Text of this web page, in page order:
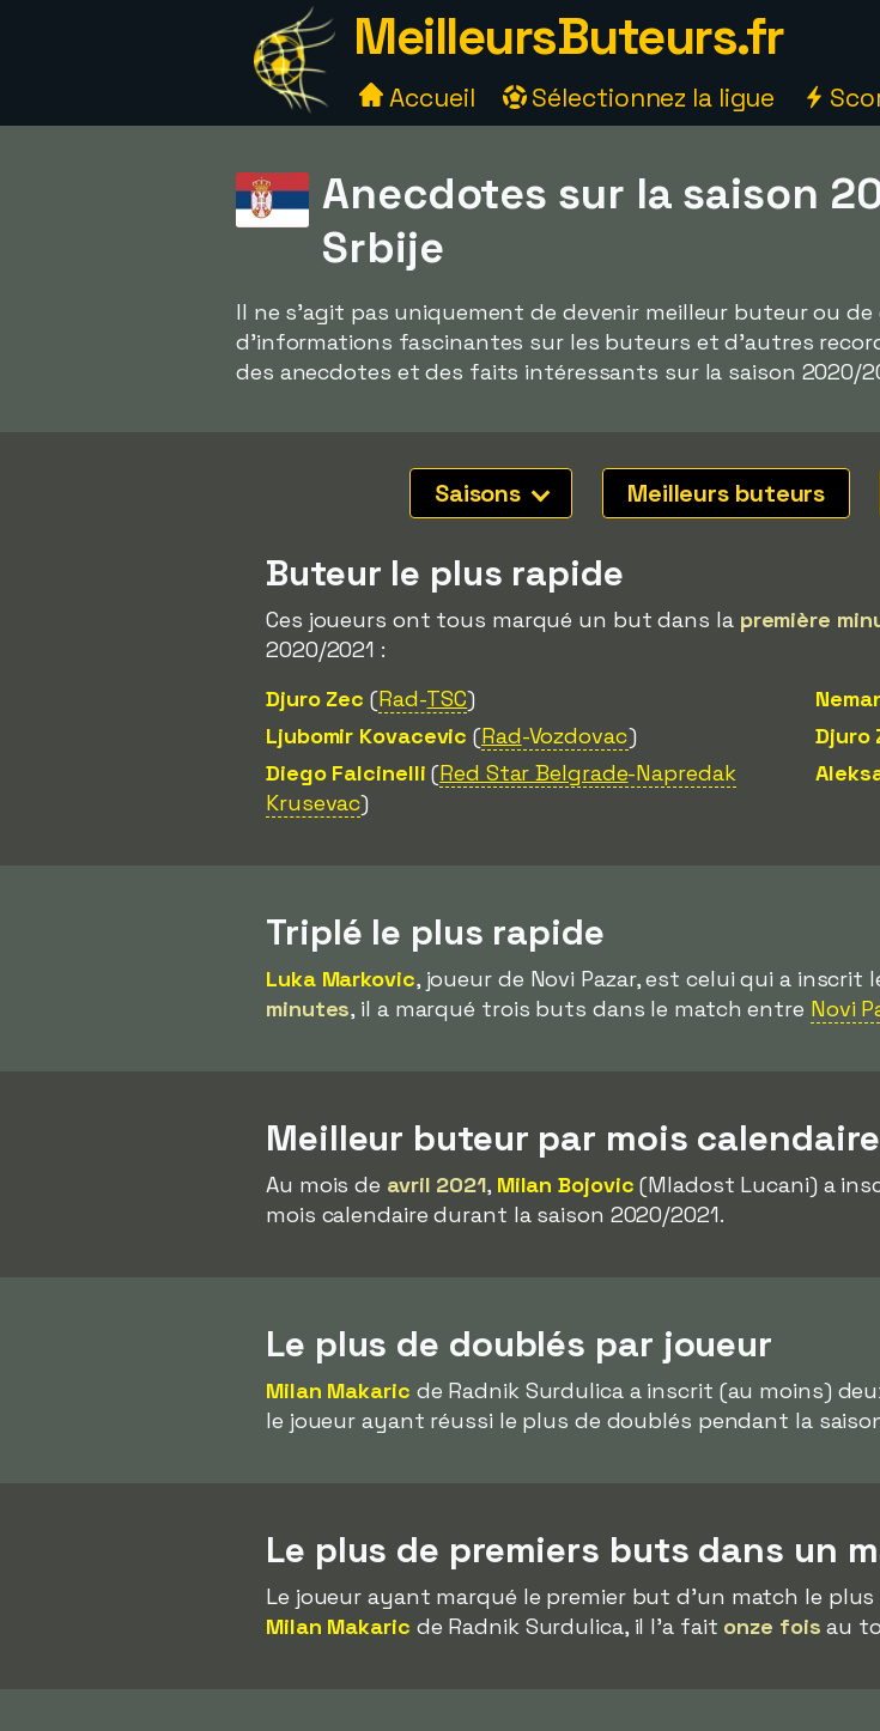
MeilleursButeurs.fr
Accueil Sélectionnez la ligue
Anecdotes sur la saison
Srbije
Il ne s'agit pas uniquement de devenir meilleur buteur ou
d'informations fascinantes sur les buteurs et d'autres
des anecdotes et des faits intéressants sur la saison 2020/
Saisons Meilleurs buteurs
Buteur le plus rapide
Ces joueurs ont tous marqué un but dans la première
2020/2021 :
Djuro Zec (Rad-TSC)
Ljubomir Kovacevic (Rad-Vozdovac)
Diego Falcinelli (Red Star Belgrade-Napredak
Krusevac)
Djuro
Triplé le plus rapide
Luka Markovic, joueur de Novi Pazar, est celui qui a inscrit
minutes, il a marqué trois buts dans le match entre Novi
Meilleur buteur par mois calendaire
Au mois de avril 2021, Milan Bojovic (Mladost Lucani) a
mois calendaire durant la saison 2020/2021.
Le plus de doublés par joueur
Milan Makaric de Radnik Surdulica a inscrit (au moins)
le joueur ayant réussi le plus de doublés pendant la
Le plus de premiers buts dans un
Le joueur ayant marqué le premier but d'un match le
Milan Makaric de Radnik Surdulica, il l'a fait onze fois au